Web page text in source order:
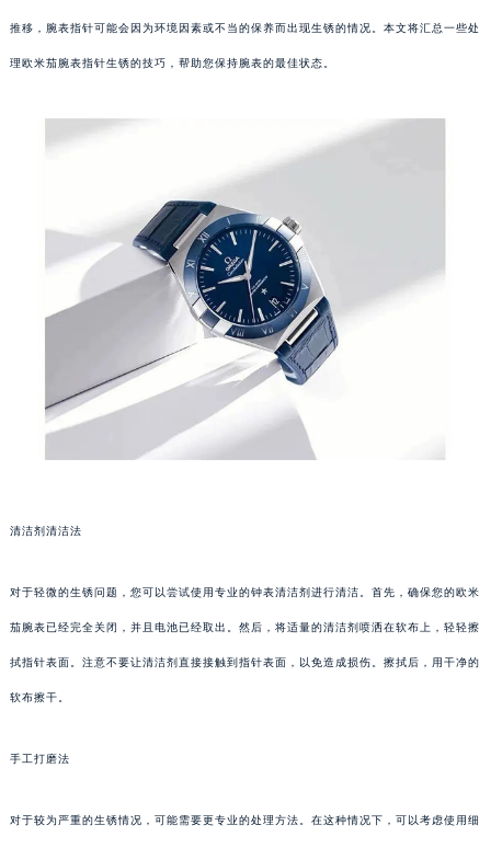
推移，腕表指针可能会因为环境因素或不当的保养而出现生锈的情况。本文将汇总一些处
理欧米茄腕表指针生锈的技巧，帮助您保持腕表的最佳状态。
清洁剂清洁法
对于轻微的生锈问题，您可以尝试使用专业的钟表清洁剂进行清洁。首先，确保您的欧米
茄腕表已经完全关闭，并且电池已经取出。然后，将适量的清洁剂喷洒在软布上，轻轻擦
拭指针表面。注意不要让清洁剂直接接触到指针表面，以免造成损伤。擦拭后，用干净的
软布擦干。
手工打磨法
对于较为严重的生锈情况，可能需要更专业的处理方法。在这种情况下，可以考虑使用细